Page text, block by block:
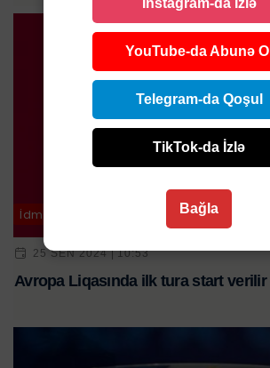
İdman
25 SEN 2024 | 10:53
Avropa Liqasında ilk tura start verilir
YouTube-da Abunə Ol
Telegram-da Qoşul
TikTok-da İzlə
Bağla